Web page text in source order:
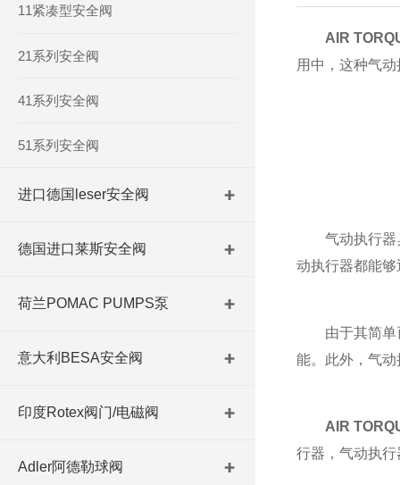
11紧凑型安全阀
21系列安全阀
41系列安全阀
51系列安全阀
进口德国leser安全阀
德国进口莱斯安全阀
荷兰POMAC PUMPS泵
意大利BESA安全阀
印度Rotex阀门/电磁阀
Adler阿德勒球阀
AIR
用中，这种气
气动执行器具
动执行器都能
由于其简单而
能。此外，气
AIR
行器，气动执